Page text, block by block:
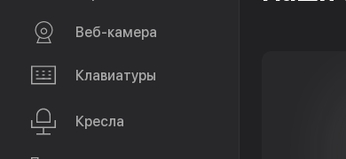
Веб-камера
Клавиатуры
Кресла